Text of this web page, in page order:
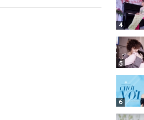
4
5
6